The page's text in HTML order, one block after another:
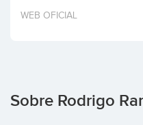
Invertir
WEB OFICIAL
Sobre Rodrigo